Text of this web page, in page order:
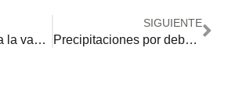
Paraguay alcanza la vanguardia en diagnóstico molecular de patógenos animales
SIGUIENTE
Precipitaciones por debajo de lo normal amenazan cultivos de invierno en el sur y sureste del país